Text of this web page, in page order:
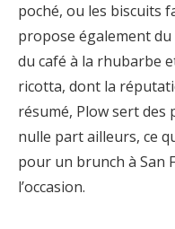
poché, ou les biscuits
propose également
du café à la rhubarbe
ricotta, dont la
résumé, Plow sert des
nulle part ailleurs, ce
pour un brunch à San
l’occasion.